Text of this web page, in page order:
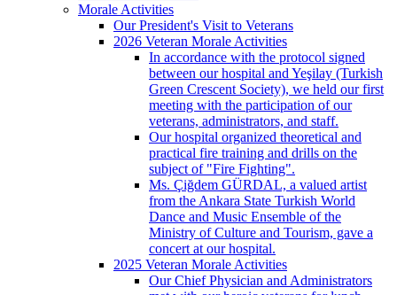
Morale Activities
Our President's Visit to Veterans
2026 Veteran Morale Activities
In accordance with the protocol signed
between our hospital and Yeşilay (Turkish
Green Crescent Society), we held our first
meeting with the participation of our
veterans, administrators, and staff.
Our hospital organized theoretical and
practical fire training and drills on the
subject of "Fire Fighting".
Ms. Çiğdem GÜRDAL, a valued artist
from the Ankara State Turkish World
Dance and Music Ensemble of the
Ministry of Culture and Tourism, gave a
concert at our hospital.
2025 Veteran Morale Activities
Our Chief Physician and Administrators